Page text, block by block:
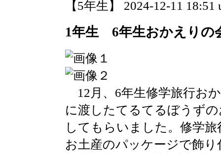
【5年生】 2024-12-11 18:51
1年生 6年生おかえりの
12月、6年生修学旅行お
に渡したてるてるぼうず
してもらいました。修学
お土産のパッケージで飾